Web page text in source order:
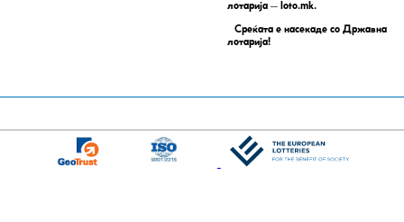
лотарија – loto.mk.
Среќата е насекаде со Државна
лотарија!